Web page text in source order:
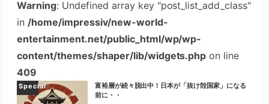
Warning: Undefined array key "post_list_add_class"
in /home/impressiv/new-world-
entertainment.net/public_html/wp/wp-
content/themes/shaper/lib/widgets.php on line
409
Special
富裕層が続々脱出中！日本が「抜け殻国家」になる
前に・・